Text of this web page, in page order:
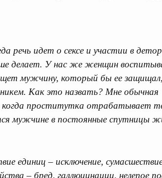
речь идет о сексе и участии в
делает. У нас же женщин
мужчину, который бы ее
Как это назвать? Мне обычная
проститутка отрабатывает
мужчине в постоянные спутницы
единиц – исключение,
– бред, галлюцинации, нелепое